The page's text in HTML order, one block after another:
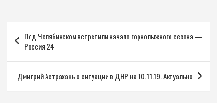
Навигация
по
записям
Под Челябинском встретили начало горнолыжного сезона —
Россия 24
Дмитрий Астрахань о ситуации в ДНР на 10.11.19. Актуально